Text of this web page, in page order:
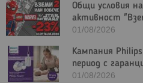
Общи условия
активност
Marvel и/или
01/08/2026
Кампания
период с
01/08/2026